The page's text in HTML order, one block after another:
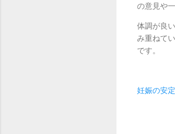
の意見や
体調が良
み重ねて
です。
妊娠の安